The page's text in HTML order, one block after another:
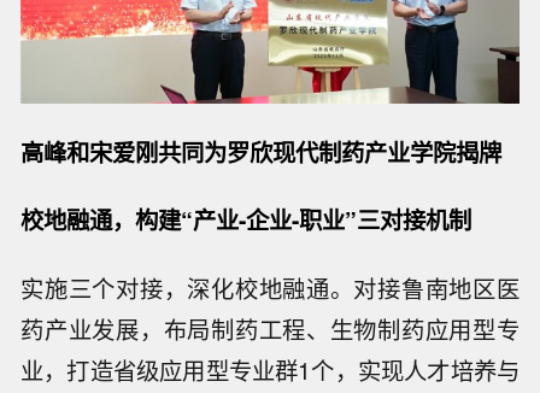
高峰和宋爱刚共同为罗欣现代制药产业学院揭牌
校地融通，构建“产业-企业-职业”三对接机制
实施三个对接，深化校地融通。对接鲁南地区医
药产业发展，布局制药工程、生物制药应用型专
业，打造省级应用型专业群1个，实现人才培养与